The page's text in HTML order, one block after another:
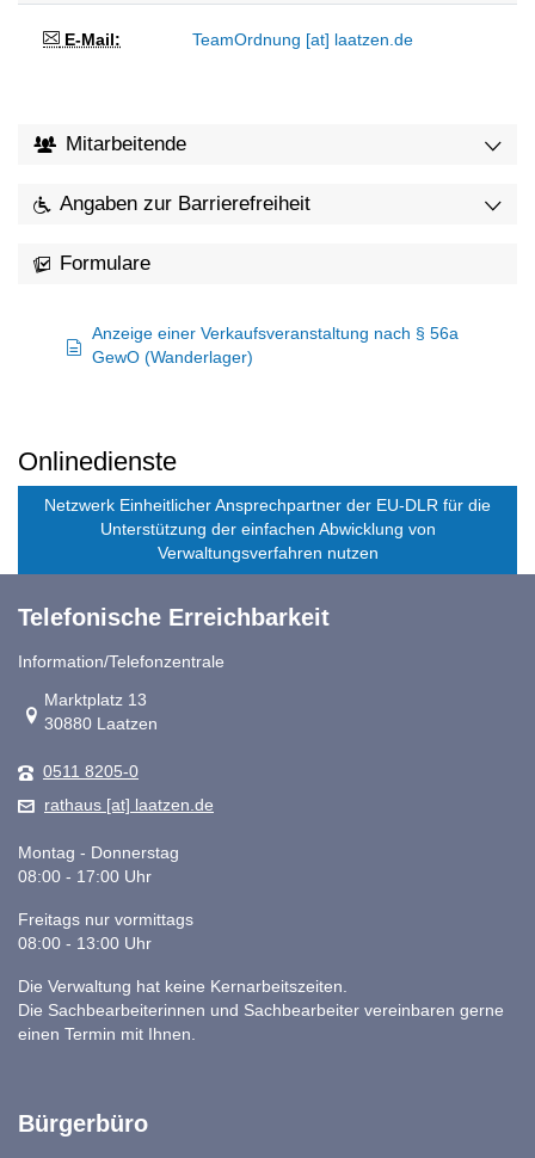
E-Mail: TeamOrdnung [at] laatzen.de
Mitarbeitende
Angaben zur Barrierefreiheit
Formulare
Anzeige einer Verkaufsveranstaltung nach § 56a
GewO (Wanderlager)
Onlinedienste
Netzwerk Einheitlicher Ansprechpartner der EU-DLR für die
Unterstützung der einfachen Abwicklung von
Verwaltungsverfahren nutzen
Telefonische Erreichbarkeit
Information/Telefonzentrale
Link zur Google-Maps Navigation
Marktplatz 13
30880 Laatzen
0511 8205-0
rathaus [at] laatzen.de
Montag - Donnerstag
08:00 - 17:00 Uhr
Freitags nur vormittags
08:00 - 13:00 Uhr
Die Verwaltung hat keine Kernarbeitszeiten.
Die Sachbearbeiterinnen und Sachbearbeiter vereinbaren gerne
einen Termin mit Ihnen.
Bürgerbüro